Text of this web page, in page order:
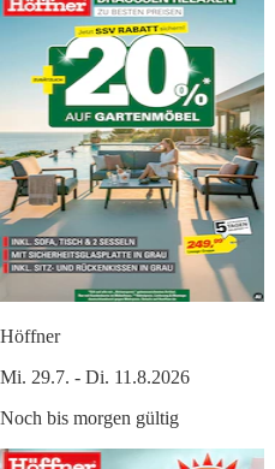
Höffner
Mi. 29.7. - Di. 11.8.2026
Noch bis morgen gültig